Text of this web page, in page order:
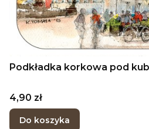
Podkładka korkowa pod
Cena
4,90 zł
Do koszyka